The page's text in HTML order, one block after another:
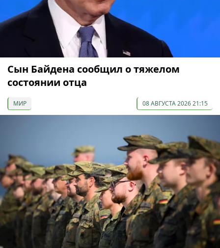
Сын Байдена сообщил о тяжелом
состоянии отца
МИР 08 АВГУСТА 2026 21:15